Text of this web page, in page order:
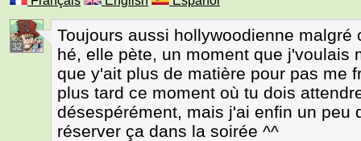
32
Toujours aussi hollywoodienne
hé, elle pète, un moment que j'voulais
que y'ait plus de matière pour pas me
plus tard ce moment où tu dois
désespérément, mais j'ai enfin un peu
réserver ça dans la soirée ^^